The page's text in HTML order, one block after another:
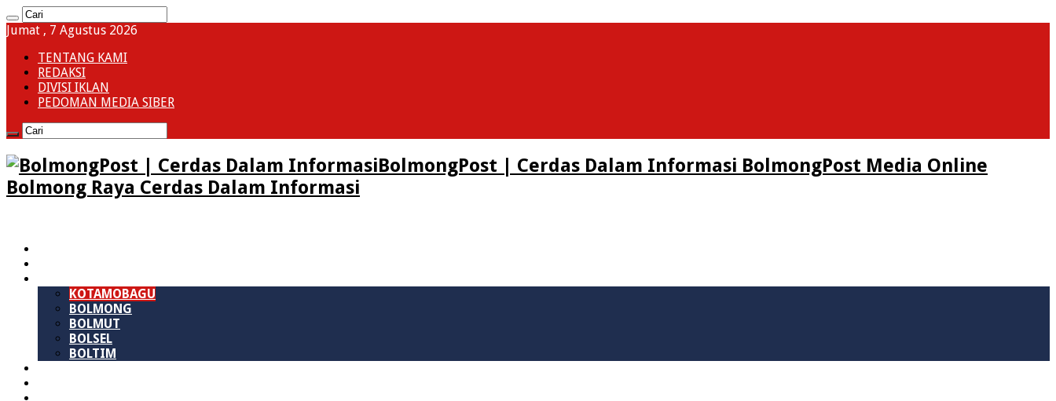
Jumat , 7 Agustus 2026
TENTANG KAMI
REDAKSI
DIVISI IKLAN
PEDOMAN MEDIA SIBER
BolmongPost | Cerdas Dalam Informasi BolmongPost Media Online
Bolmong Raya Cerdas Dalam Informasi
KOTAMOBAGU
BOLMONG
BOLMUT
BOLSEL
BOLTIM